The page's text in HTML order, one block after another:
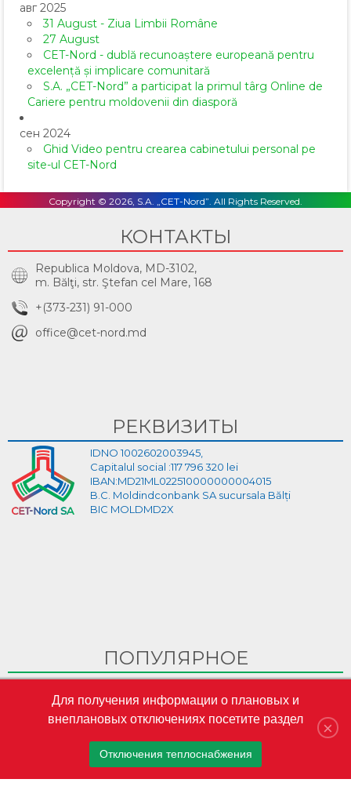
авг 2025
31 August - Ziua Limbii Române
27 August
CET-Nord - dublă recunoaștere europeană pentru
excelență și implicare comunitară
S.A. „CET-Nord” a participat la primul târg Online de
Cariere pentru moldovenii din diasporă
сен 2024
Ghid Video pentru crearea cabinetului personal pe
site-ul CET-Nord
Copyright © 2026, S.A. „CET-Nord”. All Rights Reserved.
КОНТАКТЫ
Republica Moldova, MD-3102,
m. Bălţi, str. Ştefan cel Mare, 168
+(373-231) 91-000
office@cet-nord.md
РЕКВИЗИТЫ
IDNO 1002602003945,
Capitalul social :117 796 320 lei
IBAN:MD21ML022510000000004015
B.C. Moldindconbank SA sucursala Bălți
BIC MOLDMD2X
ПОПУЛЯРНОЕ
CET-Nord
CET-Nord are un nou director general interimar
S.A. „CET-Nord” a participat la Misiunea Economică a
oamenilor de afaceri din Republica Moldova în Austria
×
Для получения информации о плановых и
внеплановых отключениях посетите раздел
Отключения теплоснабжения